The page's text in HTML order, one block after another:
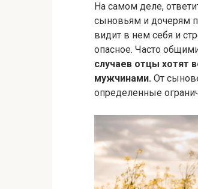
На самом деле,
сыновьям и дочерям
видит в нем себя и
опасное. Часто
случаев отцы хотят
мужчинами. От
определенные